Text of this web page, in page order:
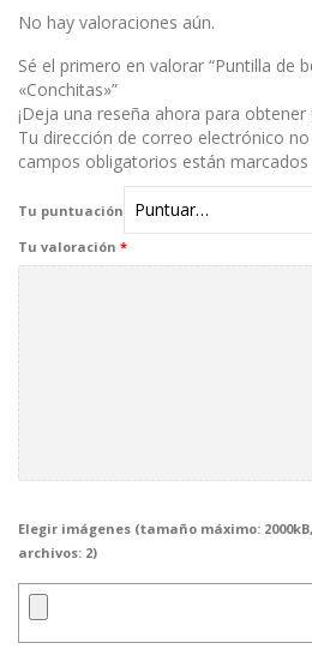
1
No hay valoraciones aún.
Sé el primero en valorar “Puntilla de
«Conchitas»”
¡Deja una reseña ahora para
Tu dirección de correo electrónico no
campos obligatorios están marcados
Tu puntuación
Tu valoración *
Elegir imágenes (tamaño máximo:
archivos: 2)